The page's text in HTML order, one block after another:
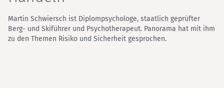
Martin Schwiersch ist Diplompsychologe, staatlich geprüfter
Berg- und Skiführer und Psychotherapeut. Panorama hat mit ihm
zu den Themen Risiko und Sicherheit gesprochen.